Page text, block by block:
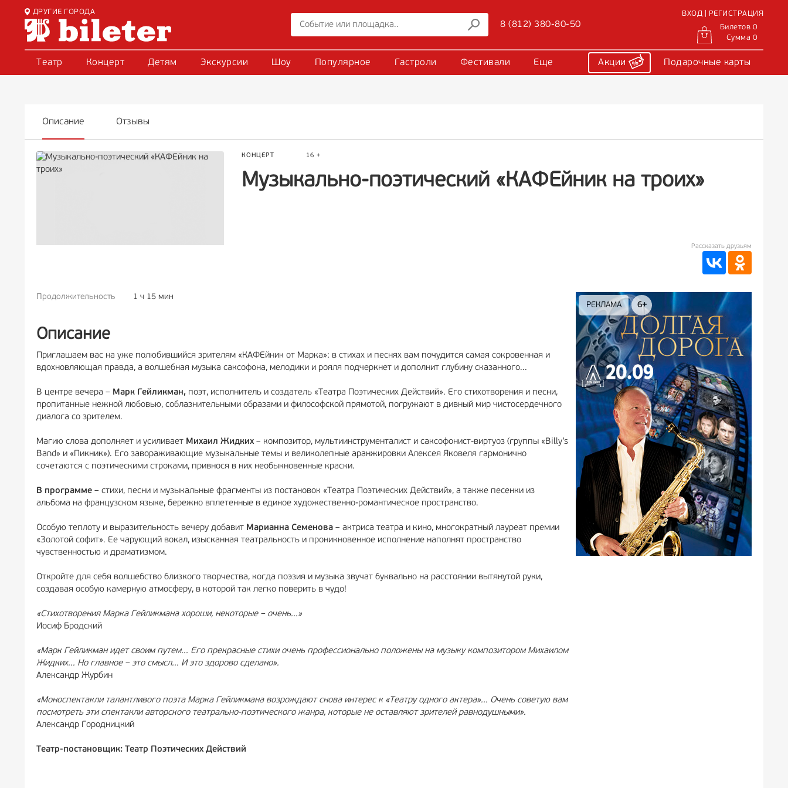
ДРУГИЕ ГОРОДА
8 (812) 380-80-50
ВХОД | РЕГИСТРАЦИЯ
Билетов 0
Сумма 0
Театр Концерт Детям Экскурсии Шоу Популярное Гастроли Фестивали Еще Акции Подарочные карты
Описание Отзывы
КОНЦЕРТ 16 +
Музыкально-поэтический «КАФЕйник на троих»
Рассказать друзьям
Продолжительность 1 ч 15 мин
Описание
Приглашаем вас на уже полюбившийся зрителям «КАФЕйник от Марка»: в стихах и песнях вам почудится самая сокровенная и
вдохновляющая правда, а волшебная музыка саксофона, мелодики и рояля подчеркнет и дополнит глубину сказанного...
В центре вечера – Марк Гейликман, поэт, исполнитель и создатель «Театра Поэтических Действий». Его стихотворения и песни,
пропитанные нежной любовью, соблазнительными образами и философской прямотой, погружают в дивный мир чистосердечного
диалога со зрителем.
Магию слова дополняет и усиливает Михаил Жидких – композитор, мультиинструменталист и саксофонист-виртуоз (группы «Billy’s
Band» и «Пикник»). Его завораживающие музыкальные темы и великолепные аранжировки Алексея Яковеля гармонично
сочетаются с поэтическими строками, привнося в них необыкновенные краски.
В программе – стихи, песни и музыкальные фрагменты из постановок «Театра Поэтических Действий», а также песенки из
альбома на французском языке, бережно вплетенные в единое художественно-романтическое пространство.
Особую теплоту и выразительность вечеру добавит Марианна Семенова – актриса театра и кино, многократный лауреат премии
«Золотой софит». Ее чарующий вокал, изысканная театральность и проникновенное исполнение наполнят пространство
чувственностью и драматизмом.
Откройте для себя волшебство близкого творчества, когда поэзия и музыка звучат буквально на расстоянии вытянутой руки,
создавая особую камерную атмосферу, в которой так легко поверить в чудо!
«Стихотворения Марка Гейликмана хороши, некоторые – очень...»
Иосиф Бродский
«Марк Гейликман идет своим путем... Его прекрасные стихи очень профессионально положены на музыку композитором Михаилом
Жидких... Но главное – это смысл... И это здорово сделано».
Александр Журбин
«Моноспектакли талантливого поэта Марка Гейликмана возрождают снова интерес к «Театру одного актера»... Очень советую вам
посмотреть эти спектакли авторского театрально-поэтического жанра, которые не оставляют зрителей равнодушными».
Александр Городницкий
Театр-постановщик: Театр Поэтических Действий
РЕКЛАМА